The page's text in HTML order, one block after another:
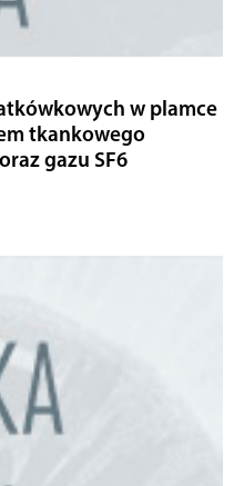
w plamce
tkankowego
gazu SF6